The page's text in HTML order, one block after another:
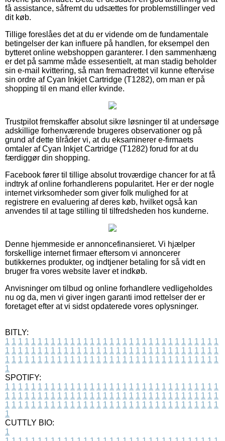
få assistance, såfremt du udsættes for problemstillinger ved
dit køb.
Tillige foreslåes det at du er vidende om de fundamentale
betingelser der kan influere på handlen, for eksempel den
bytteret online webshoppen garanterer. I den sammenhæng
er det på samme måde essesentielt, at man stadig beholder
sin e-mail kvittering, så man fremadrettet vil kunne eftervise
sin ordre af Cyan Inkjet Cartridge (T1282), om man er på
shopping til en mand eller kvinde.
Trustpilot fremskaffer absolut sikre løsninger til at undersøge
adskillige forhenværende brugeres observationer og på
grund af dette tilråder vi, at du eksaminerer e-firmaets
omtaler af Cyan Inkjet Cartridge (T1282) forud for at du
færdiggør din shopping.
Facebook fører til tillige absolut troværdige chancer for at få
indtryk af online forhandlerens popularitet. Her er der nogle
internet virksomheder som giver folk mulighed for at
registrere en evaluering af deres køb, hvilket også kan
anvendes til at tage stilling til tilfredsheden hos kunderne.
Denne hjemmeside er annoncefinansieret. Vi hjælper
forskellige internet firmaer eftersom vi annoncerer
butikkernes produkter, og indtjener betaling for så vidt en
bruger fra vores website laver et indkøb.
Anvisninger om tilbud og online forhandlere vedligeholdes
nu og da, men vi giver ingen garanti imod rettelser der er
foretaget efter at vi sidst opdaterede vores oplysninger.
BITLY:
1 1 1 1 1 1 1 1 1 1 1 1 1 1 1 1 1 1 1 1 1 1 1 1 1 1 1 1 1 1 1 1 1
1 1 1 1 1 1 1 1 1 1 1 1 1 1 1 1 1 1 1 1 1 1 1 1 1 1 1 1 1 1 1 1 1
1 1 1 1 1 1 1 1 1 1 1 1 1 1 1 1 1 1 1 1 1 1 1 1 1 1 1 1 1 1 1 1 1
1
SPOTIFY:
1 1 1 1 1 1 1 1 1 1 1 1 1 1 1 1 1 1 1 1 1 1 1 1 1 1 1 1 1 1 1 1 1
1 1 1 1 1 1 1 1 1 1 1 1 1 1 1 1 1 1 1 1 1 1 1 1 1 1 1 1 1 1 1 1 1
1 1 1 1 1 1 1 1 1 1 1 1 1 1 1 1 1 1 1 1 1 1 1 1 1 1 1 1 1 1 1 1 1
1
CUTTLY BIO:
1